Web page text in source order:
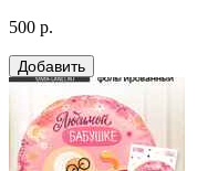
500 р.